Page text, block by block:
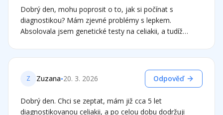
pak podstoupit vyšetření. Taková představa mě děsí,
bylo by pro mě obtížné fungovat. Co riskuji když jen
sleduji symptomy? Jaké mám další možnosti? Genetika?
Moc děkuji za Váš čas.
Dobrý den, mohu poprosit o to, jak si počínat s
diagnostikou? Mám zjevné problémy s lepkem.
Absolovala jsem genetické testy na celiakii, a tudíž
nikdy nedokázaly zasytit a bolela mě hlava, ale jiné
problémy nebyly. Když jsem omezila lepek , tak výrazná
úleva, nicméně stále jsem si nechala bezlepkový oves,
který ale pak mi tytéž problémy dělal také. Nyní jsem na
Z Zuzana•20. 3. 2026 Odpověď
Dobrý den. Chci se zeptat, mám již cca 5 let
diagnostikovanou celiakii, a po celou dobu dodržuji